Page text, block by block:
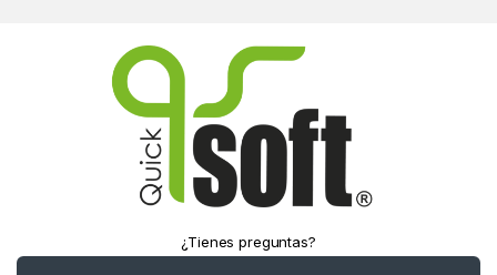
¿Tienes preguntas?
¡Llámanos!